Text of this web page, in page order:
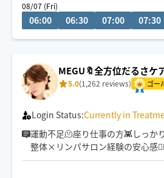
08/07 (Fri)
06:00 06:30 07:00 07:30
MEGU🔖全方位だるさケ
5.0(1,262 reviews) ゴー
Login Status:Currently in
運動不足🫠座り仕事の方👾しっか
整体×リンパサロン経験の安心感
深い圧で身体がゆるむ新感覚︎︎☁